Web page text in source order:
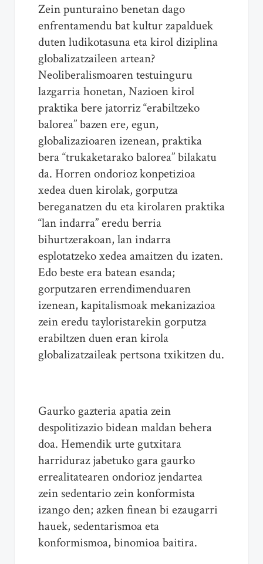
Zein punturaino benetan dago
enfrentamendu bat kultur zapalduek
duten ludikotasuna eta kirol diziplina
globalizatzaileen artean?
Neoliberalismoaren testuinguru
lazgarria honetan, Nazioen kirol
praktika bere jatorriz “erabiltzeko
balorea” bazen ere, egun,
globalizazioaren izenean, praktika
bera “trukaketarako balorea” bilakatu
da. Horren ondorioz konpetizioa
xedea duen kirolak, gorputza
bereganatzen du eta kirolaren praktika
“lan indarra” eredu berria
bihurtzerakoan, lan indarra
esplotatzeko xedea amaitzen du izaten.
Edo beste era batean esanda;
gorputzaren errendimenduaren
izenean, kapitalismoak mekanizazioa
zein eredu tayloristarekin gorputza
erabiltzen duen eran kirola
globalizatzaileak pertsona txikitzen du.
Gaurko gazteria apatia zein
despolitizazio bidean maldan behera
doa. Hemendik urte gutxitara
harriduraz jabetuko gara gaurko
errealitatearen ondorioz jendartea
zein sedentario zein konformista
izango den; azken finean bi ezaugarri
hauek, sedentarismoa eta
konformismoa, binomioa baitira.